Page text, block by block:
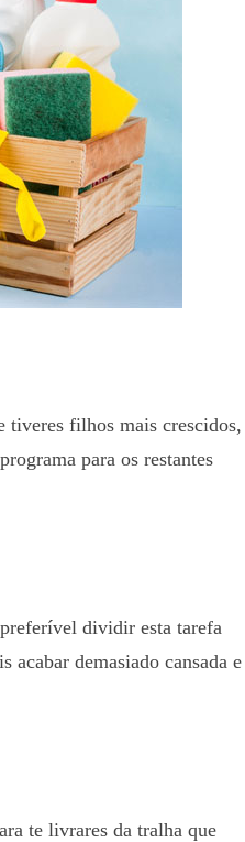
tiveres filhos mais crescidos,
para os restantes
dividir esta tarefa
acabar demasiado cansada e
te livrares da tralha que